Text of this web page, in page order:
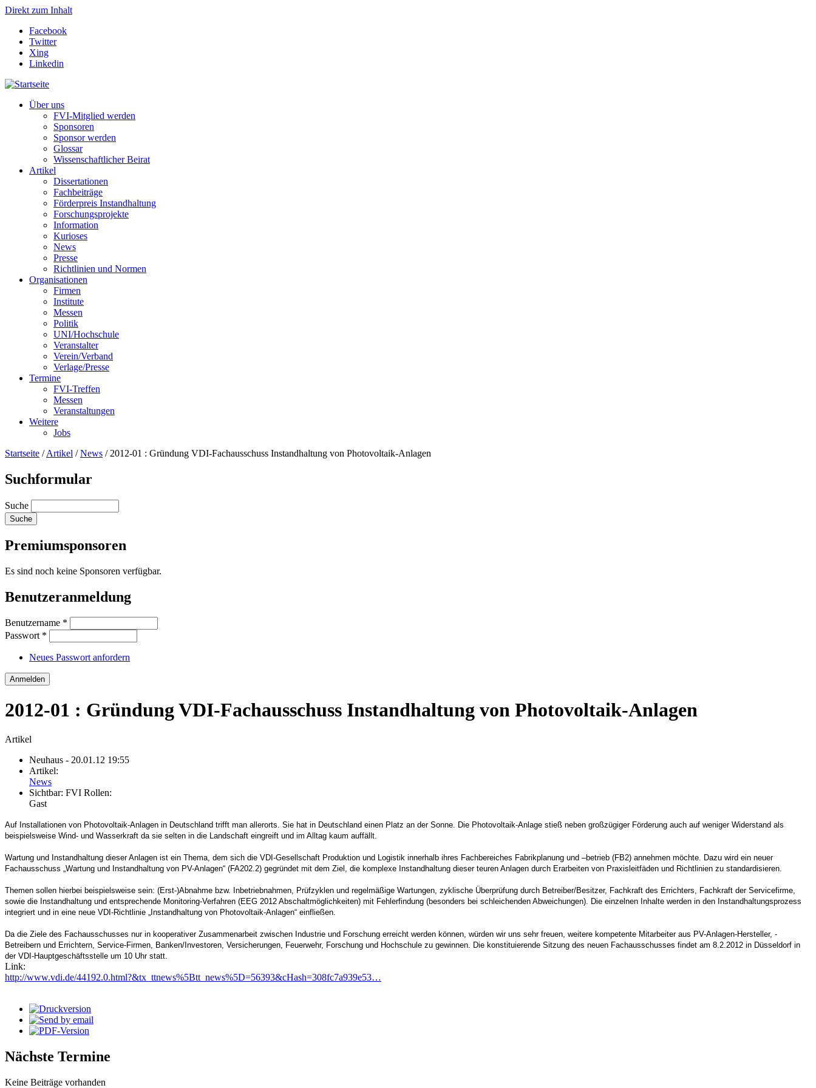
Direkt zum Inhalt
Facebook
Twitter
Xing
Linkedin
Über uns
FVI-Mitglied werden
Sponsoren
Sponsor werden
Glossar
Wissenschaftlicher Beirat
Artikel
Dissertationen
Fachbeiträge
Förderpreis Instandhaltung
Forschungsprojekte
Information
Kurioses
News
Presse
Richtlinien und Normen
Organisationen
Firmen
Institute
Messen
Politik
UNI/Hochschule
Veranstalter
Verein/Verband
Verlage/Presse
Termine
FVI-Treffen
Messen
Veranstaltungen
Weitere
Jobs
Startseite /Artikel /News / 2012-01 : Gründung VDI-Fachausschuss Instandhaltung von Photovoltaik-Anlagen
Suchformular
Suche
Premiumsponsoren
Es sind noch keine Sponsoren verfügbar.
Benutzeranmeldung
Benutzername *
Passwort *
Neues Passwort anfordern
2012-01 : Gründung VDI-Fachausschuss Instandhaltung von Photovoltaik-Anlagen
Artikel
Neuhaus - 20.01.12 19:55
Artikel:
News
Sichtbar: FVI Rollen:
Gast
Auf Installationen von Photovoltaik-Anlagen in Deutschland trifft man allerorts. Sie hat in Deutschland einen Platz an der Sonne. Die Photovoltaik-Anlage stieß neben großzügiger Förderung auch auf weniger Widerstand als
beispielsweise Wind- und Wasserkraft da sie selten in die Landschaft eingreift und im Alltag kaum auffällt.
Wartung und Instandhaltung dieser Anlagen ist ein Thema, dem sich die VDI-Gesellschaft Produktion und Logistik innerhalb ihres Fachbereiches Fabrikplanung und –betrieb (FB2) annehmen möchte. Dazu wird ein neuer
Fachausschuss „Wartung und Instandhaltung von PV-Anlagen“ (FA202.2) gegründet mit dem Ziel, die komplexe Instandhaltung dieser teuren Anlagen durch Erarbeiten von Praxisleitfäden und Richtlinien zu standardisieren.
Themen sollen hierbei beispielsweise sein: (Erst-)Abnahme bzw. Inbetriebnahmen, Prüfzyklen und regelmäßige Wartungen, zyklische Überprüfung durch Betreiber/Besitzer, Fachkraft des Errichters, Fachkraft der Servicefirme,
sowie die Instandhaltung und entsprechende Monitoring-Verfahren (EEG 2012 Abschaltmöglichkeiten) mit Fehlerfindung (besonders bei schleichenden Abweichungen). Die einzelnen Inhalte werden in den Instandhaltungsprozess
integriert und in eine neue VDI-Richtlinie „Instandhaltung von Photovoltaik-Anlagen“ einfließen.
Da die Ziele des Fachausschusses nur in kooperativer Zusammenarbeit zwischen Industrie und Forschung erreicht werden können, würden wir uns sehr freuen, weitere kompetente Mitarbeiter aus PV-Anlagen-Hersteller, -
Betreibern und Errichtern, Service-Firmen, Banken/Investoren, Versicherungen, Feuerwehr, Forschung und Hochschule zu gewinnen. Die konstituierende Sitzung des neuen Fachausschusses findet am 8.2.2012 in Düsseldorf in
der VDI-Hauptgeschäftsstelle um 10 Uhr statt.
Link:
http://www.vdi.de/44192.0.html?&tx_ttnews%5Btt_news%5D=56393&cHash=308fc7a939e53…
Nächste Termine
Keine Beiträge vorhanden